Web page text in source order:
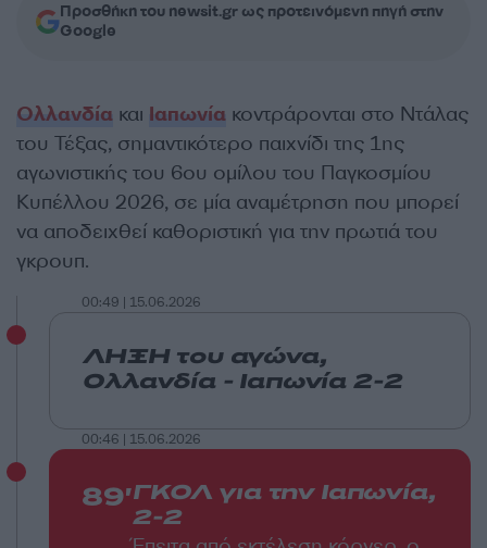
Προσθήκη του newsit.gr ως προτεινόμενη πηγή στην
Google
Ολλανδία και Ιαπωνία κοντράρονται στο Ντάλας
του Τέξας, σημαντικότερο παιχνίδι της 1ης
αγωνιστικής του 6ου ομίλου του Παγκοσμίου
Κυπέλλου 2026, σε μία αναμέτρηση που μπορεί
να αποδειχθεί καθοριστική για την πρωτιά του
γκρουπ.
00:49 | 15.06.2026
ΛΗΞΗ του αγώνα,
Ολλανδία - Ιαπωνία 2-2
00:46 | 15.06.2026
89'ΓΚΟΛ για την Ιαπωνία,
2-2